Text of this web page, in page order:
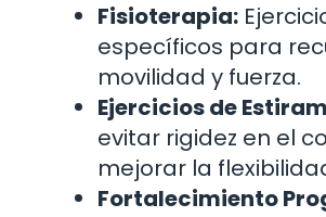
Fisioterapia:
específicos para
movilidad y fuerza.
Ejercicios de
evitar rigidez en el
mejorar la
Fortalecimiento